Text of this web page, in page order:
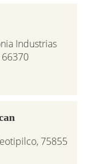
Industrias
66370
75855